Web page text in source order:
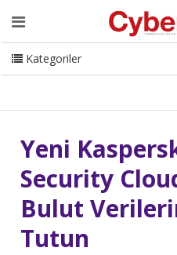
Ana Sayfa Hakkımızda
Danışmanlık
ISC Turkey
CyberMag Logo
Kategoriler
Yeni
Security
Bulut
Tutun